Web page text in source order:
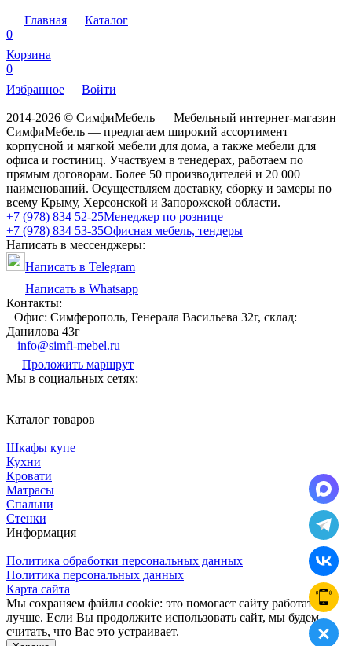
Главная
Каталог
0
Корзина
0
Избранное
Войти
2014-2026 © СимфиМебель — Мебельный интернет-магазин
СимфиМебель — предлагаем широкий ассортимент
корпусной и мягкой мебели для дома, а также мебели для
офиса и гостиниц. Участвуем в тенедерах, работаем по
прямым договорам. Более 50 производителей и 20 000
наименований. Осуществляем доставку, сборку и замеры по
всему Крыму, Херсонской и Запорожской области.
+7 (978) 834 52-25Менеджер по рознице
+7 (978) 834 53-35Офисная мебель, тендеры
Написать в мессенджеры:
Написать в Telegram
Написать в Whatsapp
Контакты:
Офис: Симферополь, Генерала Васильева 32г, склад:
Данилова 43г
info@simfi-mebel.ru
Проложить маршрут
Мы в социальных сетях:
Каталог товаров
Шкафы купе
Кухни
Кровати
Матрасы
Cпальни
Стенки
Информация
Политика обработки персональных данных
Политика персональных данных
Карта сайта
Мы сохраняем файлы cookie: это помогает сайту работать
лучше. Если Вы продолжите использовать сайт, мы будем
считать, что Вас это устраивает.